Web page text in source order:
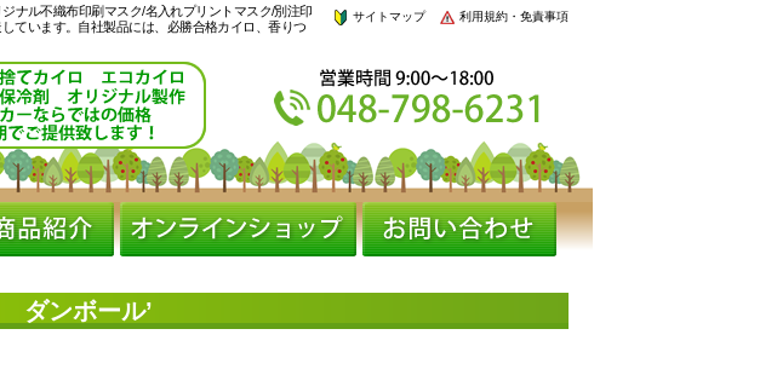
ナル不織布印刷マスク/名入れプリントマスク/別注印
ています。自社製品には、必勝合格カイロ、香りつ
利用規約・免責事項
サイトマップ
ダンボール’